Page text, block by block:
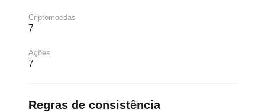
Criptomoedas
7
Ações
7
Regras de consistência